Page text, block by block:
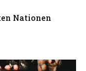
Nationen